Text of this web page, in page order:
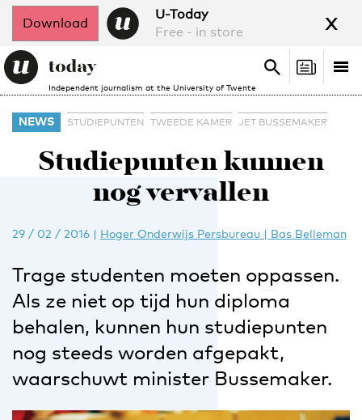
Download
U-Today
Free - in store
x
Independent journalism at the University of Twente
Search
Search
NEWS STUDIEPUNTEN TWEEDE KAMER JET BUSSEMAKER
Studiepunten kunnen
nog vervallen
29 / 02 / 2016 | Hoger Onderwijs Persbureau | Bas Belleman
Trage studenten moeten oppassen.
Als ze niet op tijd hun diploma
behalen, kunnen hun studiepunten
nog steeds worden afgepakt,
waarschuwt minister Bussemaker.